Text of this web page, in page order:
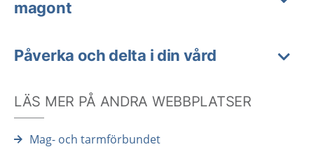
magont
Påverka och delta i din vård
LÄS MER PÅ ANDRA WEBBPLATSER
Mag- och tarmförbundet